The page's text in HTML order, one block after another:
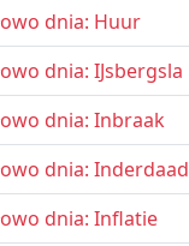
dnia: Huur
dnia: IJsbergsla
dnia: Inbraak
dnia: Inderdaad
dnia: Inflatie